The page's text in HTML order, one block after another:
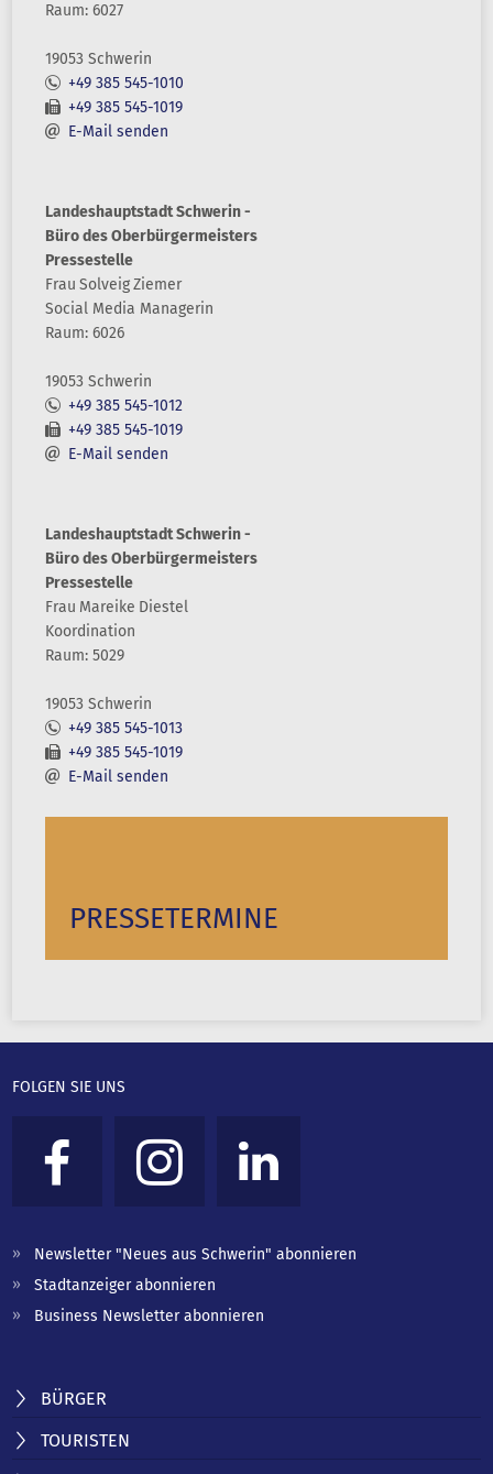
Raum: 6027
19053 Schwerin
+49 385 545-1010
+49 385 545-1019
E-Mail senden
Landeshauptstadt Schwerin -
Büro des Oberbürgermeisters
Pressestelle
Frau SolveigZiemer
Social Media Managerin
Raum: 6026
19053 Schwerin
+49 385 545-1012
+49 385 545-1019
E-Mail senden
Landeshauptstadt Schwerin -
Büro des Oberbürgermeisters
Pressestelle
Frau Mareike Diestel
Koordination
Raum: 5029
19053 Schwerin
+49 385 545-1013
+49 385 545-1019
E-Mail senden
PRESSETERMINE
FOLGEN SIE UNS
Newsletter "Neues aus Schwerin" abonnieren
Stadtanzeiger abonnieren
Business Newsletter abonnieren
BÜRGER
TOURISTEN